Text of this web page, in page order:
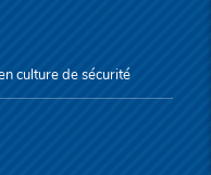
culture de sécurité